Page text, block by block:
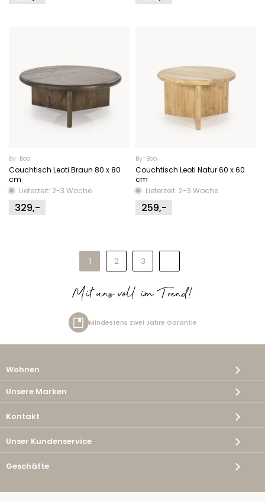
By-Boo
Couchtisch Leoti Braun 80 x 80
cm
Lieferzeit: 2-3 Woche
329,-
By-Boo
Couchtisch Leoti Natur 60 x 60
cm
Lieferzeit: 2-3 Woche
259,-
1 2 3
Mit uns voll im Trend!
Mindestens zwei Jahre Garantie
Kostenlose Lieferung
30 Tage Rückgabefrist
Wohnen
Unsere Marken
Kontakt
Unser Kundenservice
Geschäfte